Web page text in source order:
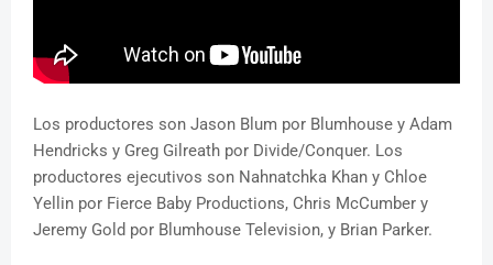
Los productores son Jason Blum por Blumhouse y Adam
Hendricks y Greg Gilreath por Divide/Conquer. Los
productores ejecutivos son Nahnatchka Khan y Chloe
Yellin por Fierce Baby Productions, Chris McCumber y
Jeremy Gold por Blumhouse Television, y Brian Parker.